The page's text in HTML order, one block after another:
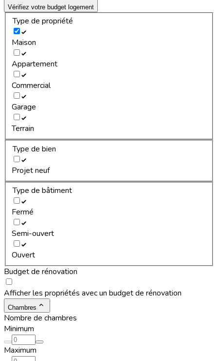
Vérifiez votre budget logement
Type de propriété
Maison
Appartement
Commercial
Garage
Terrain
Type de bien
Projet neuf
Type de bâtiment
Fermé
Semi-ouvert
Ouvert
Budget de rénovation
Afficher les propriétés avec un budget de rénovation
Chambres
Nombre de chambres
Minimum
Maximum